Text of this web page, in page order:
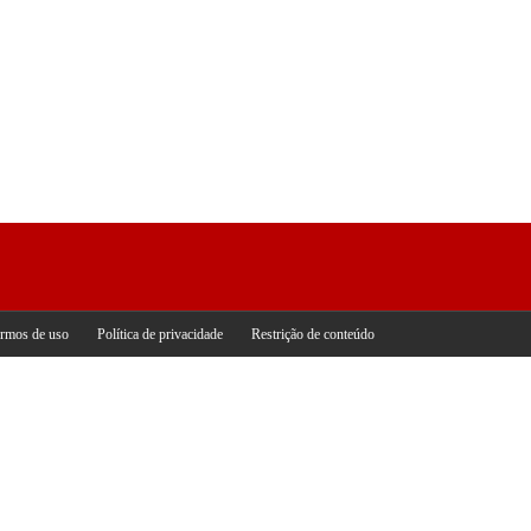
de uso Política de privacidade Restrição de conteúdo